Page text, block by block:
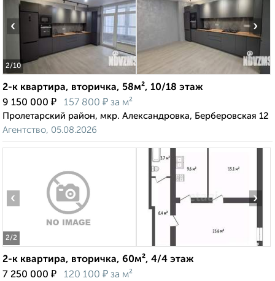
2/10
‹ ›
2-к квартира, вторичка, 58м², 10/18 этаж
9 150 000 ₽ 157 800 ₽ за м²
Пролетарский район, мкр. Александровка, Берберовская 12
Агентство, 05.08.2026
2/2
‹ ›
2-к квартира, вторичка, 60м², 4/4 этаж
7 250 000 ₽ 120 100 ₽ за м²